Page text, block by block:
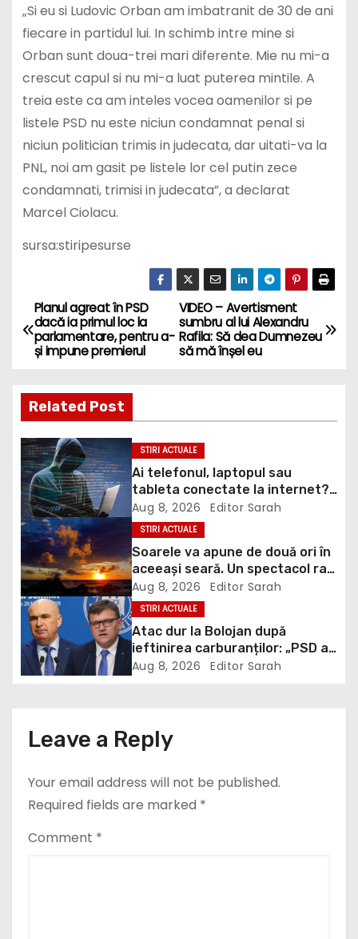
fiecare in partidul lui. In schimb intre mine si
Orban sunt doua-trei mari diferente. Mie nu mi-a
crescut capul si nu mi-a luat puterea mintile. A
treia este ca am inteles vocea oamenilor si pe
listele PSD nu este niciun condamnat penal si
niciun politician trimis in judecata, dar uitati-va la
PNL, noi am gasit pe listele lor cel putin zece
condamnati, trimisi in judecata”, a declarat
Marcel Ciolacu.
sursa:stiripesurse
P
o
s
t
n
a
v
i
g
a
t
i
n
VIDEO – Avertisment
sumbru al lui Alexandru
Rafila: Să dea Dumnezeu
să mă înșel eu
dacă ia primul loc la
parlamentare, pentru a-
și impune premierul
Ai telefonul, laptopul sau
tableta conectate la internet?
DNSC avertizează asupra unui
risc pe care mulți utilizatori îl
ignoră
Aug 8, 2026 Editor Sarah
STIRI ACTUALE
Soarele va apune de două ori în
aceeași seară. Un spectacol rar
va întrerupe liniștea unui sat
din Europa
Aug 8, 2026 Editor Sarah
STIRI ACTUALE
Atac dur la Bolojan după
ieftinirea carburanților: „PSD a
scris legea. Dumneavoastră ați
scris discursul de după”
Aug 8, 2026 Editor Sarah
Required fields are marked*
Comment*